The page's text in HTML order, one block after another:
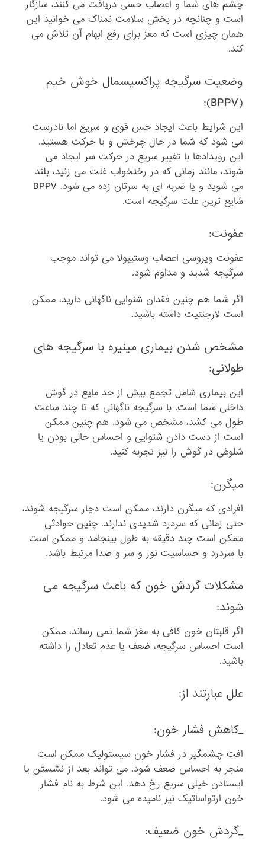
چشم های شما و اعصاب حسی دریافت می کنند، سازگار
است و چنانچه در بخش سلامت نمناک می خوانید این
همان چیزی است که مغز برای رفع ابهام آن تلاش می
کند.
وضعیت سرگیجه پراکسیسمال خوش خیم
(BPPV):
این شرایط باعث ایجاد حس قوی و سریع اما نادرست
می شود که شما در حال چرخش و یا حرکت هستید.
این رویدادها با تغییر سریع در حرکت سر ایجاد می
شوند، مانند زمانی که در رختخواب غلت می زنید، بلند
می شوید و یا ضربه ای به سرتان زده می شود. BPPV
شایع ترین علت سرگیجه است.
عفونت:
عفونت ویروسی اعصاب وستیبولا می تواند موجب
سرگیجه شدید و مداوم شود.
اگر شما هم چنین فقدان شنوایی ناگهانی دارید، ممکن
است لارجنتیت داشته باشید.
مشخص شدن بیماری مینیره با سرگیجه های
طولانی:
این بیماری شامل تجمع بیش از حد مایع در گوش
داخلی شما است. با سرگیجه ناگهانی که تا چند ساعت
طول می کشد، مشخص می شود. هم چنین ممکن
است از دست دادن شنوایی و احساس خالی بودن یا
شلوغی در گوش را نیز تجربه کنید.
میگرن:
افرادی که میگرن دارند، ممکن است دچار سرگیجه شوند،
حتی زمانی که سردرد شدیدی ندارند. چنین حوادثی
ممکن است چند دقیقه به طول بینجامد و ممکن است
با سردرد و حساسیت نور و سر و صدا مرتبط باشد.
مشکلات گردش خون که باعث سرگیجه می
شوند:
اگر قلبتان خون کافی به مغز شما نمی رساند، ممکن
است احساس سرگیجه، ضعف یا عدم تعادل را داشته
باشید.
علل عبارتند از:
_کاهش فشار خون:
افت چشمگیر در فشار خون سیستولیک ممکن است
منجر به احساس ضعف شود. می تواند بعد از نشستن یا
ایستادن خیلی سریع رخ دهد. این شرط به نام فشار
خون ارتواساتیک نیز نامیده می شود.
_گردش خون ضعیف: